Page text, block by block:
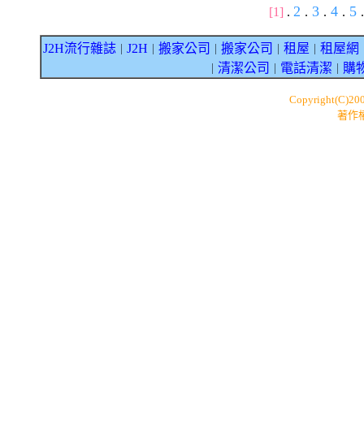
[1] . 2 . 3 . 4 . 5 .
J2H流行雜誌 J2H 搬家公司 搬家公司 租屋 租屋網
清潔公司 電話清潔 購
著作